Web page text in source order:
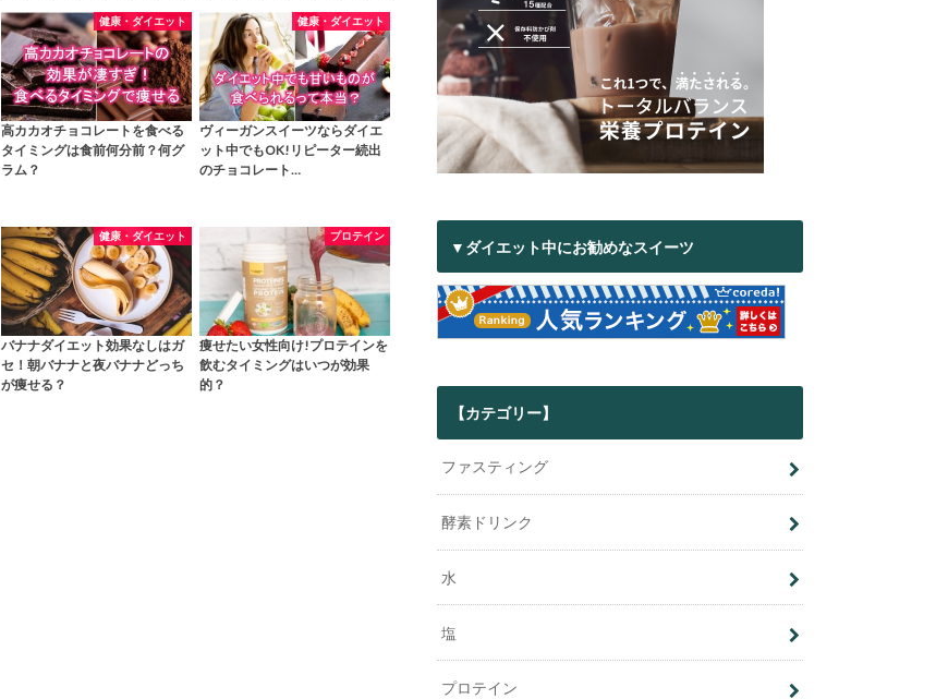
健康・ダイエット
高カカオチョコレートを食べる
タイミングは食前何分前？何グ
ラム？
健康・ダイエット
ヴィーガンスイーツならダイエ
ット中でもOK!リピーター続出
のチョコレート…
健康・ダイエット
バナナダイエット効果なしはガ
セ！朝バナナと夜バナナどっち
が痩せる？
プロテイン
痩せたい女性向け!プロテインを
飲むタイミングはいつが効果
的？
▼ダイエット中にお勧めなスイーツ
【カテゴリー】
ファスティング
酵素ドリンク
水
塩
プロテイン